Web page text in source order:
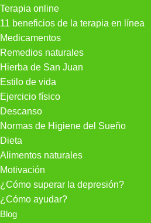
Terapia online
11 beneficios de la terapia en línea
Medicamentos
Remedios naturales
Hierba de San Juan
Estilo de vida
Ejercicio físico
Descanso
Normas de Higiene del Sueño
Dieta
Alimentos naturales
Motivación
¿Cómo superar la depresión?
¿Cómo ayudar?
Blog